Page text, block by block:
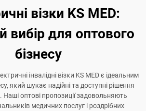
візки KS MED:
вибір для оптового
бізнесу
інвалідні візки KS MED є ідеальним
який шукає надійні та доступні рішення
Наші оптові пропозиції задовольняють
медичних послуг і роздрібних